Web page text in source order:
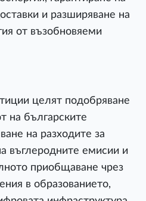
и разширяване на
от възобновяеми
целят подобряване
на българските
на разходите за
въглеродните емисии и
приобщаване чрез
в образованието,